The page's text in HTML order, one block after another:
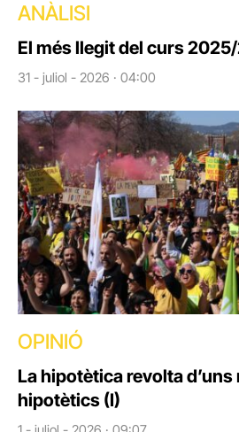
ANÀLISI
El més llegit del curs
31 - juliol - 2026 · 04:00
OPINIÓ
La hipotètica revolta
hipotètics (I)